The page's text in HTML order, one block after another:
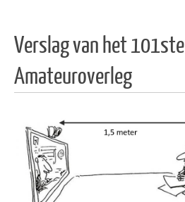
Verslag van het 101ste
Amateuroverleg